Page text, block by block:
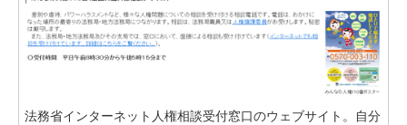
法務省インターネット人権相談受付窓口のウェブサイト。自分